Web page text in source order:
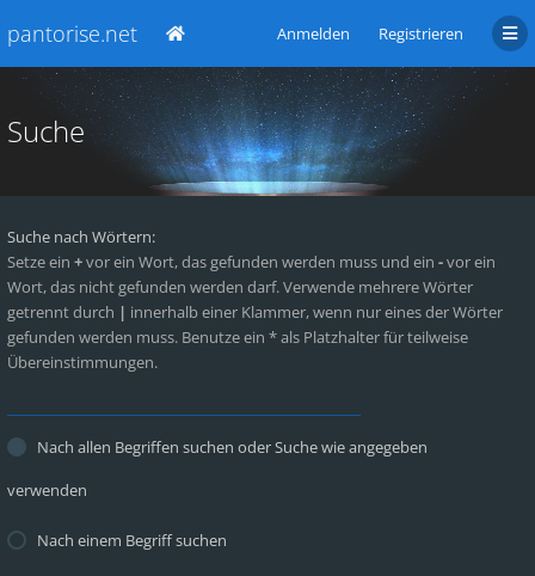
pantorise.net Anmelden Registrieren
Suche
Suche nach Wörtern:
Setze ein +vor ein Wort, das gefunden werden muss und ein -vor ein
Wort, das nicht gefunden werden darf. Verwende mehrere Wörter
getrennt durch | innerhalb einer Klammer, wenn nur eines der Wörter
gefunden werden muss. Benutze ein * als Platzhalter für teilweise
Übereinstimmungen.
Nach allen Begriffen suchen oder Suche wie angegeben
verwenden
Nach einem Begriff suchen